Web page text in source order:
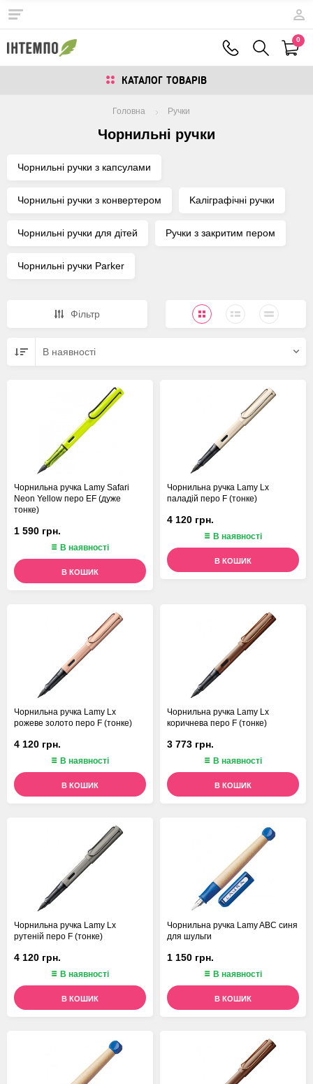
0
КАТАЛОГ ТОВАРIВ
Головна Ручки
Чорнильні ручки
Чорнильні ручки з капсулами
Чорнильні ручки з конвертером Kаліграфічні ручки
Чорнильні ручки для дітей Ручки з закритим пером
Чорнильні ручки Parker
Фiльтр
В наявностi
Чорнильна ручка Lamy Safari
Neon Yellow перо EF (дуже
тонке)
1 590 грн.
В наявності
В КОШИК
Чорнильна ручка Lamy Lx
паладій перо F (тонке)
4 120 грн.
В наявності
В КОШИК
Чорнильна ручка Lamy Lx
рожеве золото перо F (тонке)
4 120 грн.
В наявності
В КОШИК
Чорнильна ручка Lamy Lx
коричнева перо F (тонке)
3 773 грн.
В наявності
В КОШИК
Чорнильна ручка Lamy Lx
рутеній перо F (тонке)
4 120 грн.
В наявності
В КОШИК
Чорнильна ручка Lamy ABC синя
для шульги
1 150 грн.
В наявності
В КОШИК